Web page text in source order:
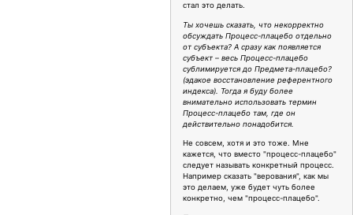
стал это делать.
Ты хочешь сказать, что некорректно
обсуждать Процесс-плацебо отдельно
от субъекта? А сразу как появляется
субъект – весь Процесс-плацебо
сублимируется до Предмета-плацебо?
(эдакое восстановление референтного
индекса). Тогда я буду более
внимательно использовать термин
Процесс-плацебо там, где он
действительно понадобится.
Не совсем, хотя и это тоже. Мне
кажется, что вместо "процесс-плацебо"
следует называть конкретный процесс.
Например сказать "верования", как мы
это делаем, уже будет чуть более
конкретно, чем "процесс-плацебо".